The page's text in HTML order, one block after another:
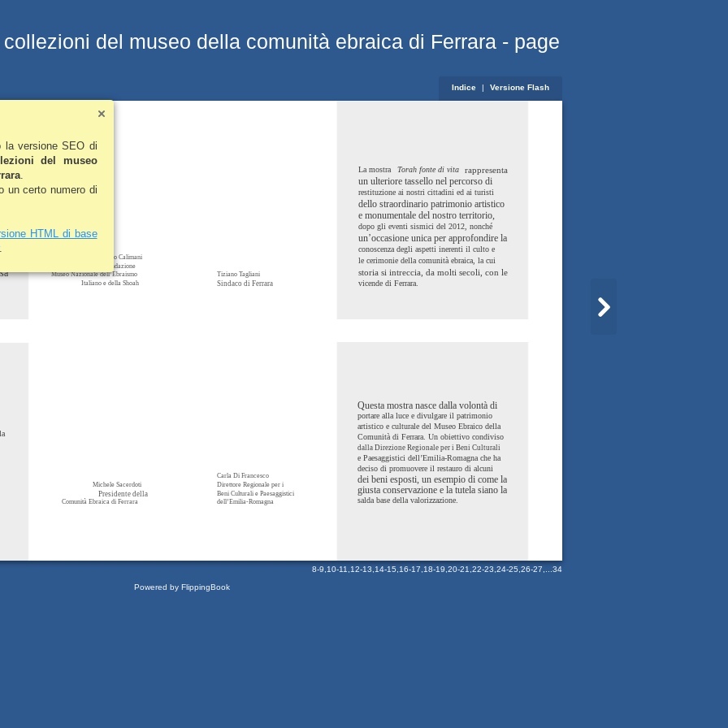
del museo della comunità ebraica di Ferrara - page
Riccardo Calimani
Presidente della Fondazione
Museo Nazionale dell’Ebraismo
Italiano e della Shoah
Michele Sacerdoti
Presidente della
Comunità Ebraica di Ferrara
La mostra Torah fonte di vita rappresenta
un ulteriore tassello nel percorso di
restituzione ai nostri cittadini ed ai turisti
dello straordinario patrimonio artistico
e monumentale del nostro territorio,
dopo gli eventi sismici del 2012, nonché
un’occasione unica per approfondire la
conoscenza degli aspetti inerenti il culto e
le cerimonie della comunità ebraica, la cui
storia si intreccia, da molti secoli, con le
vicende di Ferrara.
Questa mostra nasce dalla volontà di
portare alla luce e divulgare il patrimonio
artistico e culturale del Museo Ebraico della
Comunità di Ferrara. Un obiettivo condiviso
dalla Direzione Regionale per i Beni Culturali
e Paesaggistici dell’Emilia-Romagna che ha
deciso di promuovere il restauro di alcuni
dei beni esposti, un esempio di come la
giusta conservazione e la tutela siano la
salda base della valorizzazione.
Tiziano Tagliani
Sindaco di Ferrara
Carla Di Francesco
Direttore Regionale per i
Beni Culturali e Paesaggistici
dell’Emilia-Romagna
la versione SEO di
del museo
.
un certo numero di
HTML di base
Indice | Versione Flash
8-9 10-11 12-13 14-15 16-17 18-19 20-21 22-23 24-25 26-27
34
Powered by FlippingBook